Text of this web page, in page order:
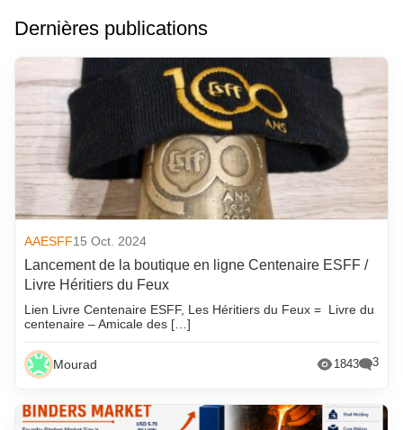
Dernières publications
AAESFF15 Oct. 2024
Lancement de la boutique en ligne Centenaire ESFF /
Livre Héritiers du Feux
Lien Livre Centenaire ESFF, Les Héritiers du Feux = Livre du
centenaire – Amicale des […]
Mourad 1843 3